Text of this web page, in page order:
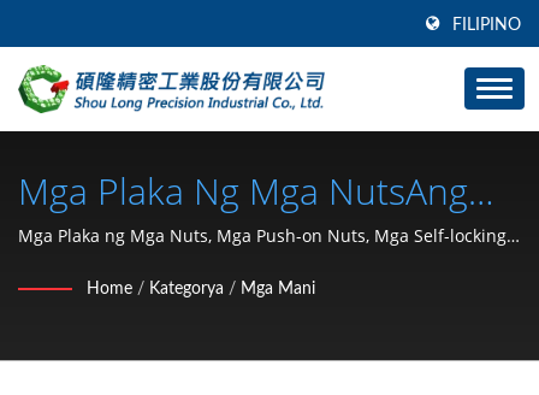
FILIPINO
Mga Plaka Ng Mga NutsAng
SHOU LONG Ay Isang
Tagagawa Ng Mga Auto
Mga Plaka ng Mga Nuts, Mga Push-on Nuts, Mga Self-locking
hardware fastener stamping at mold development.
Home / Kategorya / Mga Mani